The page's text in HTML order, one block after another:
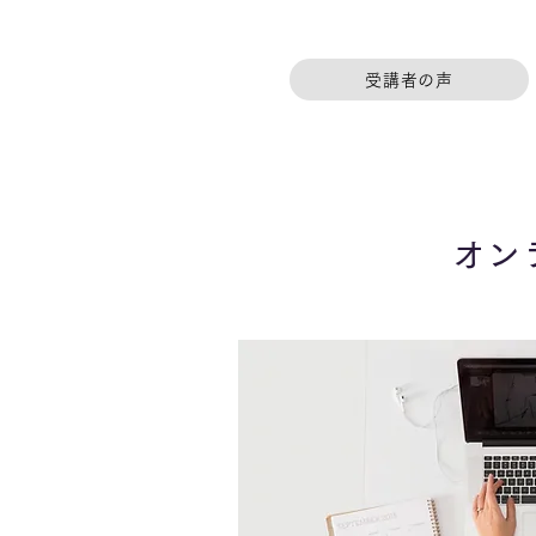
受講者の声
オン